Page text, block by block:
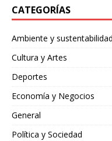
CATEGORÍAS
Ambiente y sustentabilidad
Cultura y Artes
Deportes
Economía y Negocios
General
Política y Sociedad